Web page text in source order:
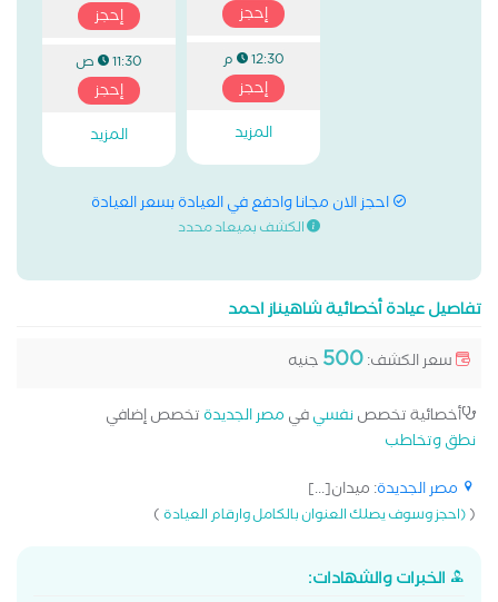
إحجز
12:30 م
إحجز
المزيد
إحجز
11:30 ص
إحجز
المزيد
احجز الان مجانا وادفع في العيادة بسعر العيادة
الكشف بميعاد محدد
تفاصيل عيادة أخصائية شاهيناز احمد
سعر الكشف:500 جنيه
أخصائية تخصصنفسيفي مصر الجديدة تخصص إضافي
نطق وتخاطب
مصر الجديدة: ميدان[...]
((احجز وسوف يصلك العنوان بالكامل وارقام العيادة)
الخبرات والشهادات: